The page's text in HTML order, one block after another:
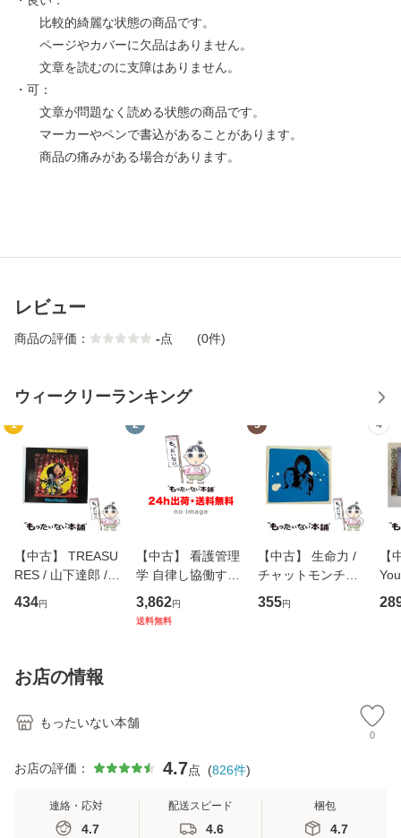
比較的綺麗な状態の商品です。
ページやカバーに欠品はありません。
文章を読むのに支障はありません。
・可：
文章が問題なく読める状態の商品です。
マーカーやペンで書込があることがあります。
商品の痛みがある場合があります。
レビュー
商品の評価： -点 (0件)
ウィークリーランキング
1
【中古】 TREASU
RES / 山下達郎 /
イーストウエス
ト・ジャパン [CD]
434円
2
【中古】 看護管理
学 自律し協働する
専門職の看護マネ
ジメントスキル 改
3,862円
送料無料
3
【中古】 生命力 /
チャットモンチー /
キューンレコード
[CD]【メール便送
355円
4
【
のが
お店の情報
もったいない本舗
0
お店の評価： 4.7点 (826件)
連絡・応対
4.7
配送スピード
4.6
梱包
4.7